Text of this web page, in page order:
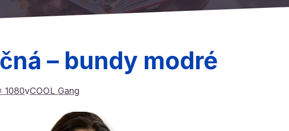
– bundy modré
1080vCOOL Gang